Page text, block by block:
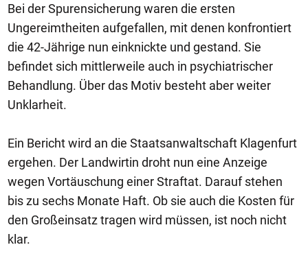
Bei der Spurensicherung waren die ersten
Ungereimtheiten aufgefallen, mit denen konfrontiert
die 42-Jährige nun einknickte und gestand. Sie
befindet sich mittlerweile auch in psychiatrischer
Behandlung. Über das Motiv besteht aber weiter
Unklarheit.
Ein Bericht wird an die Staatsanwaltschaft Klagenfurt
ergehen. Der Landwirtin droht nun eine Anzeige
wegen Vortäuschung einer Straftat. Darauf stehen
bis zu sechs Monate Haft. Ob sie auch die Kosten für
den Großeinsatz tragen wird müssen, ist noch nicht
klar.